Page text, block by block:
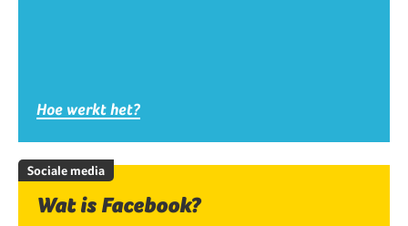
Hoe werkt het?
Sociale media
Wat is Facebook?